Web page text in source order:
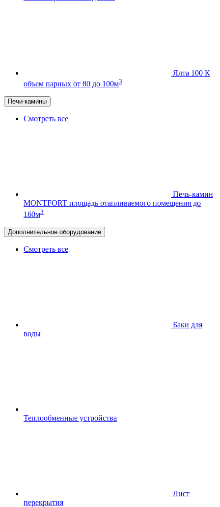
Ялта 100 К
объем парных от 80 до 100м3
Печи-камины
Смотреть все
Печь-камин
MONTFORT площадь отапливаемого помещения до
160м3
Дополнительное оборудование
Смотреть все
Баки для
воды
Теплообменные устройства
Лист
перекрытия